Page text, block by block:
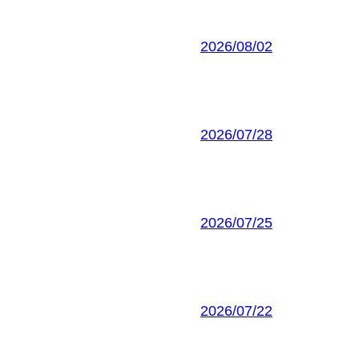
2026/08/02
2026/07/28
2026/07/25
2026/07/22